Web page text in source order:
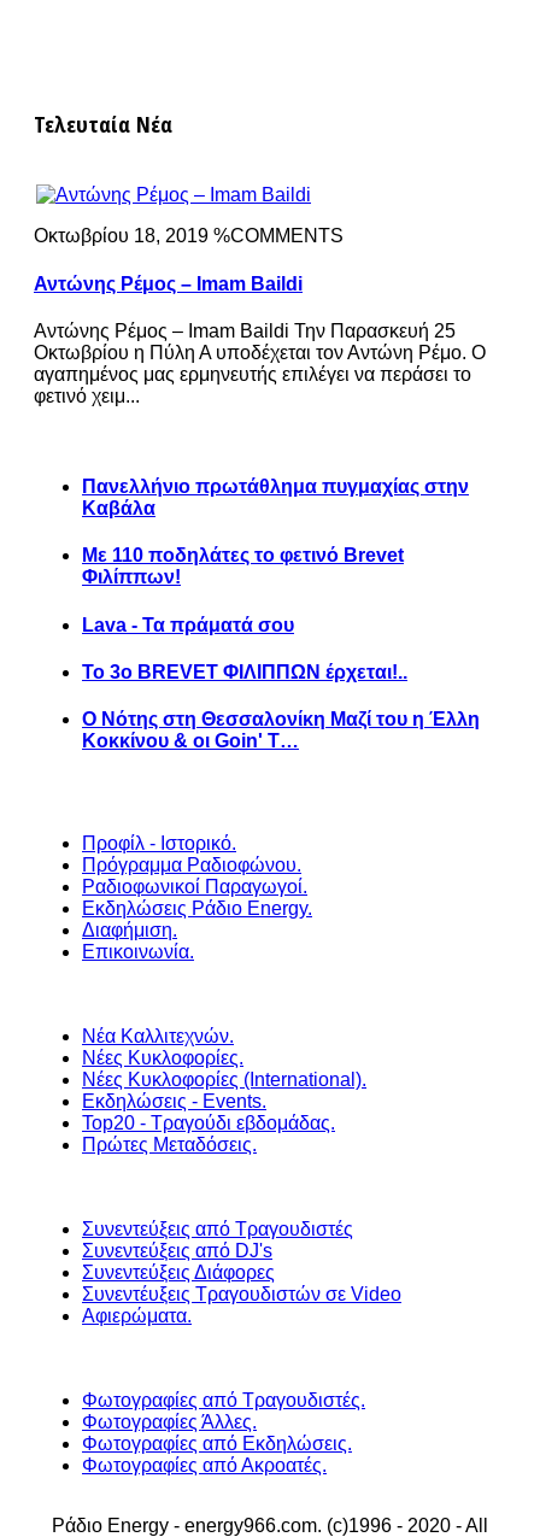
Τελευταία Νέα
Οκτωβρίου 18, 2019 %COMMENTS
Αντώνης Ρέμος – Imam Baildi
Αντώνης Ρέμος – Imam Baildi Την Παρασκευή 25
Οκτωβρίου η Πύλη Α υποδέχεται τον Αντώνη Ρέμο. Ο
αγαπημένος μας ερμηνευτής επιλέγει να περάσει το
φετινό χειμ...
Πανελλήνιο πρωτάθλημα πυγμαχίας στην
Καβάλα
Με 110 ποδηλάτες το φετινό Brevet
Φιλίππων!
Lava - Τα πράματά σου
Το 3ο BREVET ΦΙΛΙΠΠΩΝ έρχεται!..
Ο Νότης στη Θεσσαλονίκη Μαζί του η Έλλη
Κοκκίνου & οι Goin' T…
Προφίλ - Ιστορικό.
Πρόγραμμα Ραδιοφώνου.
Ραδιοφωνικοί Παραγωγοί.
Εκδηλώσεις Ράδιο Energy.
Διαφήμιση.
Επικοινωνία.
Νέα Καλλιτεχνών.
Νέες Κυκλοφορίες.
Νέες Κυκλοφορίες (International).
Εκδηλώσεις - Events.
Top20 - Τραγούδι εβδομάδας.
Πρώτες Μεταδόσεις.
Συνεντεύξεις από Τραγουδιστές
Συνεντεύξεις από DJ's
Συνεντεύξεις Διάφορες
Συνεντέυξεις Τραγουδιστών σε Video
Αφιερώματα.
Φωτογραφίες από Τραγουδιστές.
Φωτογραφίες Άλλες.
Φωτογραφίες από Εκδηλώσεις.
Φωτογραφίες από Ακροατές.
Ράδιο Energy - energy966.com. (c)1996 - 2020 - All